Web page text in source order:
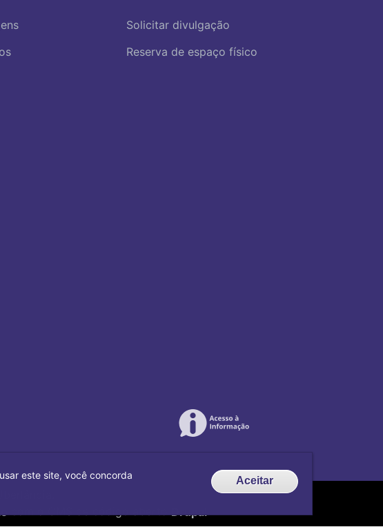
Solicitar divulgação
Reserva de espaço físico
com o CMS de código aberto Drupal
este site, você concorda
Aceitar